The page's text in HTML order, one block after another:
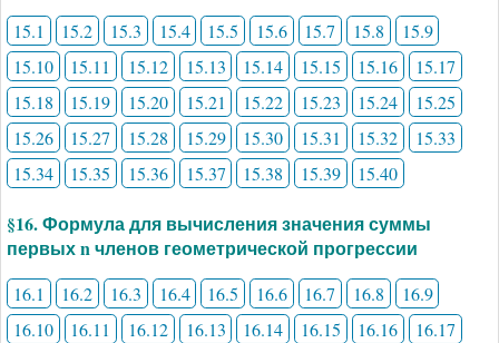
15.1 15.2 15.3 15.4 15.5 15.6 15.7 15.8
15.9
15.10
15.11 15.12 15.13 15.14 15.15 15.16
15.17
15.18
15.19 15.20 15.21 15.22 15.23 15.24
15.25
15.26
15.27 15.28 15.29 15.30 15.31 15.32
15.33
15.34
15.35 15.36 15.37 15.38 15.39 15.40
§16. Формула для вычисления значения суммы
первых n членов геометрической прогрессии
16.1 16.2 16.3 16.4 16.5 16.6 16.7 16.8
16.9
16.10
16.11 16.12 16.13 16.14 16.15 16.16
16.17